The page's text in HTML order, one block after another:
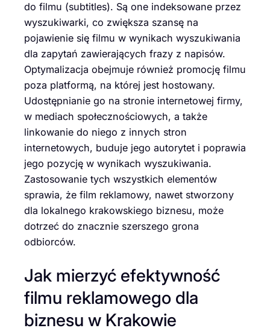
do filmu (subtitles). Są one indeksowane przez
wyszukiwarki, co zwiększa szansę na
pojawienie się filmu w wynikach wyszukiwania
dla zapytań zawierających frazy z napisów.
Optymalizacja obejmuje również promocję filmu
poza platformą, na której jest hostowany.
Udostępnianie go na stronie internetowej firmy,
w mediach społecznościowych, a także
linkowanie do niego z innych stron
internetowych, buduje jego autorytet i poprawia
jego pozycję w wynikach wyszukiwania.
Zastosowanie tych wszystkich elementów
sprawia, że film reklamowy, nawet stworzony
dla lokalnego krakowskiego biznesu, może
dotrzeć do znacznie szerszego grona
odbiorców.
Jak mierzyć efektywność
filmu reklamowego dla
biznesu w Krakowie